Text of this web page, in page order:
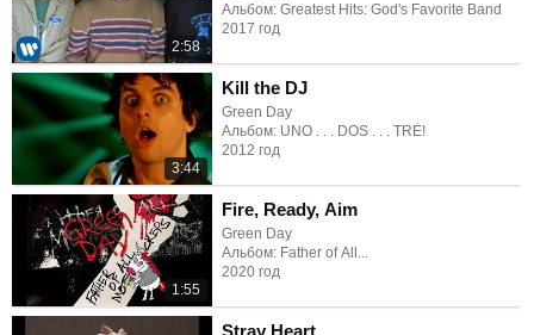
2:58
Альбом: Greatest Hits: God's Favorite Band
2017 год
3:44
Kill the DJ
Green Day
Альбом: UNO . . . DOS . . . TRÉ!
2012 год
1:55
Fire, Ready, Aim
Green Day
Альбом: Father of All...
2020 год
Stray Heart